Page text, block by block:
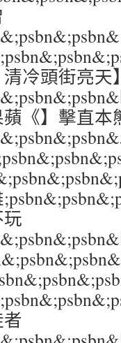
冷頭街亮天
《】擊直本